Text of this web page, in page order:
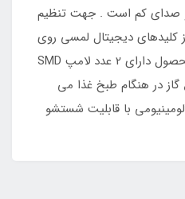
و صدای کم است . جهت تنظیم
کلیدهای دیجیتال لمسی روی
محصول استفاده کنید. این محصول دارای 2 عدد لامپ SMD
در هنگام طبخ غذا می
با قابلیت شستشو